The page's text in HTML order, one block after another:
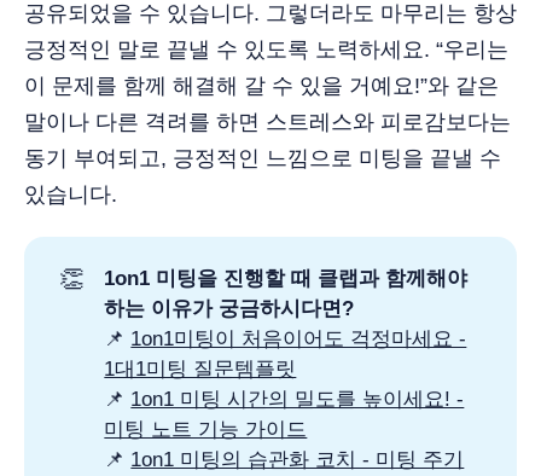
공유되었을 수 있습니다. 그렇더라도 마무리는 항상
긍정적인 말로 끝낼 수 있도록 노력하세요. “우리는
이 문제를 함께 해결해 갈 수 있을 거예요!”와 같은
말이나 다른 격려를 하면 스트레스와 피로감보다는
동기 부여되고, 긍정적인 느낌으로 미팅을 끝낼 수
있습니다.
👏
1on1 미팅을 진행할 때 클랩과 함께해야
하는 이유가 궁금하시다면?
📌 1on1미팅이 처음이어도 걱정마세요 -
1대1미팅 질문템플릿
📌 1on1 미팅 시간의 밀도를 높이세요! -
미팅 노트 기능 가이드
📌 1on1 미팅의 습관화 코치 - 미팅 주기